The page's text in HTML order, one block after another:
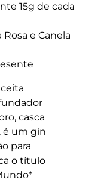
15g de cada
e Canela
casca
é um gin
para
o título